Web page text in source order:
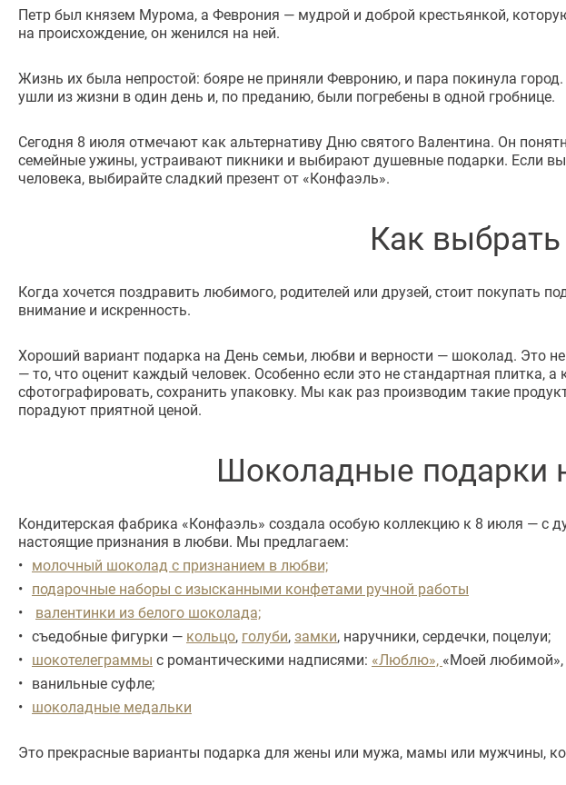
Петр был князем Мурома, а Феврония — мудрой и доброй крестьянкой,
на происхождение, он женился на ней.
Жизнь их была непростой: бояре не приняли Февронию, и пара покинула
ушли из жизни в один день и, по преданию, были погребены в одной гробнице.
Сегодня 8 июля отмечают как альтернативу Дню святого Валентина. Он
семейные ужины, устраивают пикники и выбирают душевные подарки. Если
человека, выбирайте сладкий презент от «Конфаэль».
Как
Когда хочется поздравить любимого, родителей или друзей, стоит покупать
внимание и искренность.
Хороший вариант подарка на День семьи, любви и верности — шоколад. Это
— то, что оценит каждый человек. Особенно если это не стандартная
сфотографировать, сохранить упаковку. Мы как раз производим такие
порадуют приятной ценой.
Шоколадные подарки
Кондитерская фабрика «Конфаэль» создала особую коллекцию к 8 июля — с
настоящие признания в любви. Мы предлагаем:
молочный шоколад с признанием в любви;
подарочные наборы с изысканными конфетами ручной работы
валентинки из белого шоколада;
съедобные фигурки — кольцо, голуби,замки, наручники, сердечки, поцелуи;
шокотелеграммы с романтическими надписями: «Люблю», «Моей любимой»,
ванильные суфле;
шоколадные медальки
Это прекрасные варианты подарка для жены или мужа, мамы или мужчины,